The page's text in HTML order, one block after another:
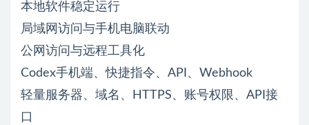
本地软件稳定运行
局域网访问与手机电脑联动
公网访问与远程工具化
Codex手机端、快捷指令、API、Webhook
轻量服务器、域名、HTTPS、账号权限、API接
口